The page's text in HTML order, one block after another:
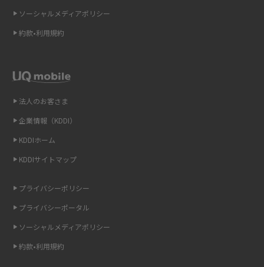
Wi-Fi 6とは？Wi-Fi 5との違いやメリットと注意点、規格の種類も解説
Wi-Fiを自宅に設置する方法は？必要なことやポイントも紹介
光ファイバーとは？仕組みやメリット・デメリットを初心者向けにわかり
やすく解説
を解説
6Gとはどんな通信技術？Beyond 5Gや実用化の課題などを解説
方法を解説
法人のお客さま
企業情報（KDDI）
KDDIホーム
KDDIサイトマップ
プライバシーポリシー
プライバシーポータル
ソーシャルメディアポリシー
約款•利用規約
ソーシャルメディアポリシー
約款•利用規約